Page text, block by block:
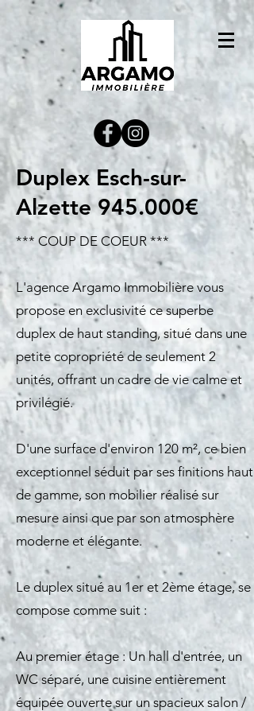
Duplex Esch-sur-
Alzette 945.000€
*** COUP DE COEUR ***
L'agence Argamo Immobilière vous
propose en exclusivité ce superbe
duplex de haut standing, situé dans une
petite copropriété de seulement 2
unités, offrant un cadre de vie calme et
privilégié.
D'une surface d'environ 120 m², ce bien
exceptionnel séduit par ses finitions haut
de gamme, son mobilier réalisé sur
mesure ainsi que par son atmosphère
moderne et élégante.
Le duplex situé au 1er et 2ème étage, se
compose comme suit :
Au premier étage : Un hall d'entrée, un
WC séparé, une cuisine entièrement
équipée ouverte sur un spacieux salon /